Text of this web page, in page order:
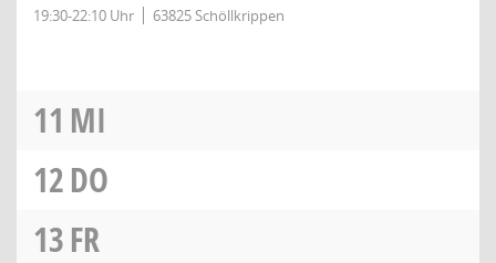
19:30-22:10 Uhr 63825 Schöllkrippen
11 MI
12DO
13FR